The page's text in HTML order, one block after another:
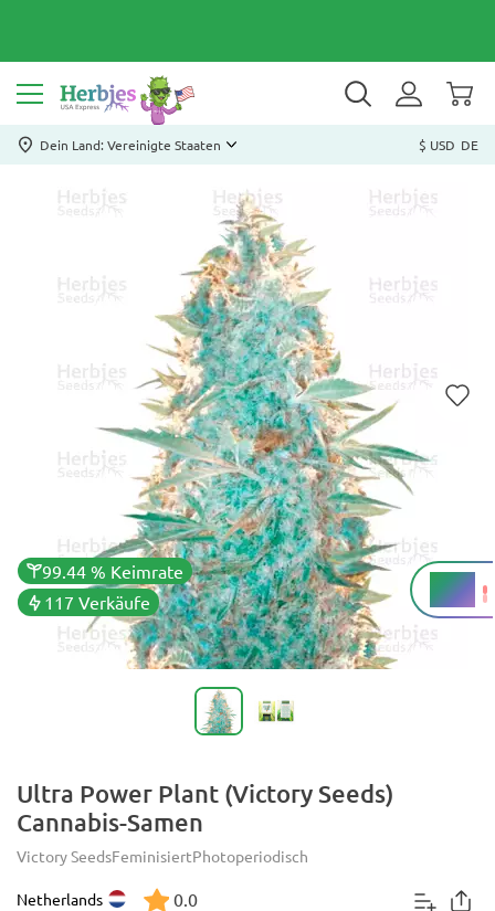
Dein Land: Vereinigte Staaten $ USD DE
99.44 % Keimrate
117 Verkäufe
20 %
THC
Ultra Power Plant (Victory Seeds)
Cannabis-Samen
Victory SeedsFeminisiertPhotoperiodisch
Netherlands 0.0